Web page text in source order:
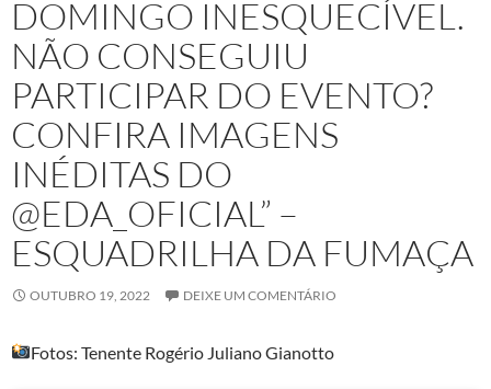
DOMINGO INESQUECÍVEL.
NÃO CONSEGUIU
PARTICIPAR DO EVENTO?
CONFIRA IMAGENS
INÉDITAS DO
@EDA_OFICIAL” –
ESQUADRILHA DA FUMAÇA
OUTUBRO 19, 2022 DEIXE UM COMENTÁRIO
Fotos: Tenente Rogério Juliano Gianotto